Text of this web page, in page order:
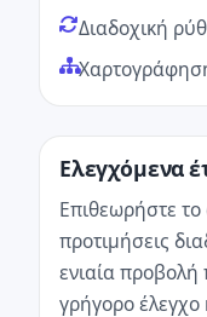
Διαδοχική
Ελεγχόμενα
Επιθεωρήστε το
προτιμήσεις
ενιαία προβολή
γρήγορο έλεγχο